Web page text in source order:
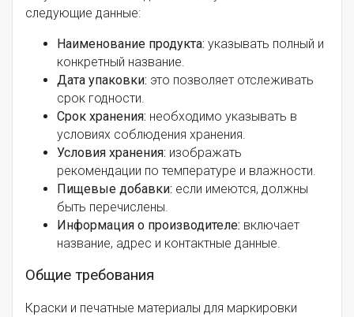
следующие данные:
Наименование продукта: указывать полный и
конкретный название.
Дата упаковки: это позволяет отслеживать
срок годности.
Срок хранения: необходимо указывать в
условиях соблюдения хранения.
Условия хранения: изображать
рекомендации по температуре и влажности.
Пищевые добавки: если имеются, должны
быть перечислены.
Информация о производителе: включает
название, адрес и контактные данные.
Общие требования
Краски и печатные материалы для маркировки